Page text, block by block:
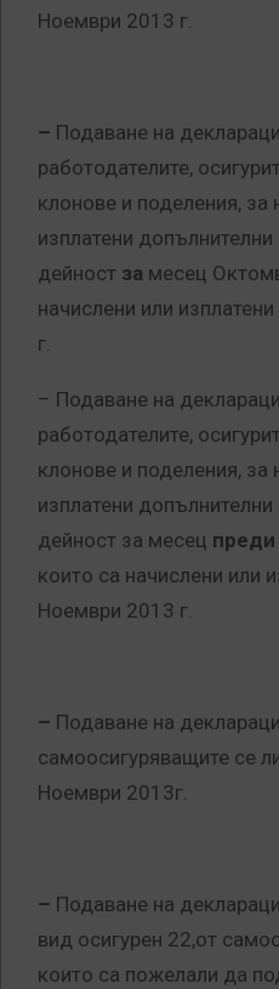
Ноември 2013 г.
– Подаване на
работодателите,
клонове и поделения, за
изплатени
дейност за месец
начислени или
г.
– Подаване на
работодателите,
клонове и поделения, за
изплатени
дейност за месец преди
които са начислени или
Ноември 2013 г.
– Подаване на
самоосигуряващите се
Ноември 2013г.
– Подаване на
вид осигурен 22,от
които са пожелали да